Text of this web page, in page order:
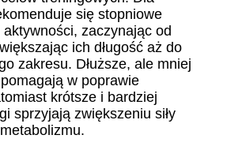
się stopniowe
aktywności, zaczynając od
ich długość aż do
zakresu. Dłuższe, ale mniej
w poprawie
krótsze i bardziej
sprzyjają zwiększeniu siły